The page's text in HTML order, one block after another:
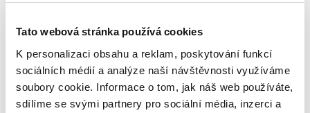
Tato webová stránka používá cookies
K personalizaci obsahu a reklam, poskytování funkcí
sociálních médií a analýze naší návštěvnosti využíváme
soubory cookie. Informace o tom, jak náš web používáte,
sdílíme se svými partnery pro sociální média, inzerci a
manažery či administrátory a samozřejmě i certifikovaná
Vás seznámíme s možnostmi, jak využít dotačního programu
absolvováním školení se podělí zástupce partnera. Na závěr
si sami na místě otestujete své znalosti kyberbezpečnosti a
dozvíte se, jak jste na tom.